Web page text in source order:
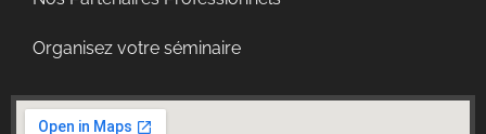
Organisez votre séminaire